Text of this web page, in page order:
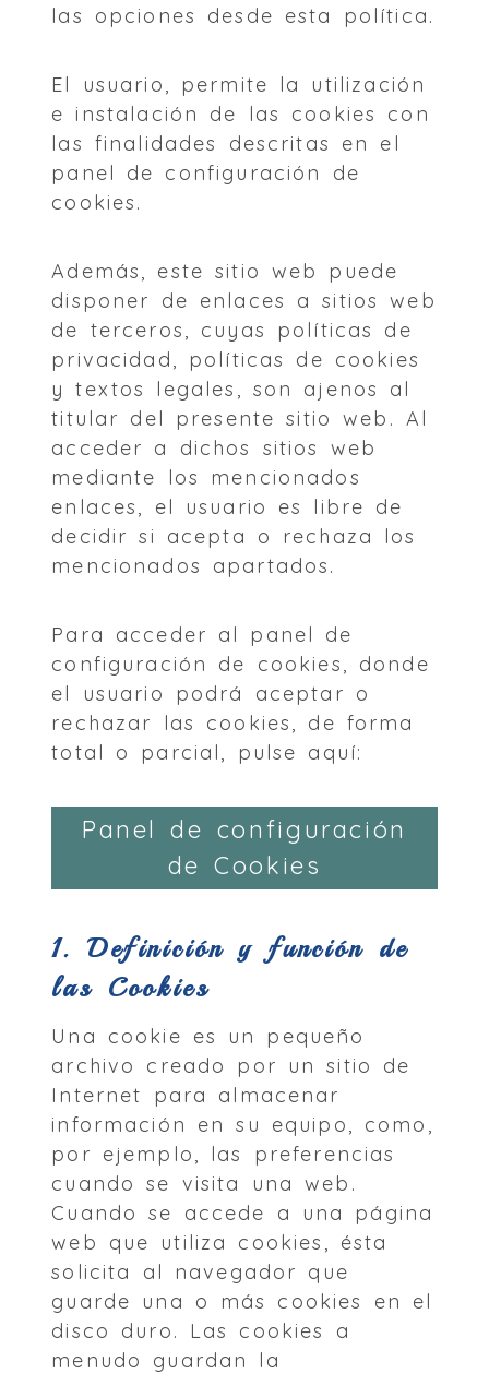
las opciones desde esta política.
El usuario, permite la utilización
e instalación de las cookies con
las finalidades descritas en el
panel de configuración de
cookies.
Además, este sitio web puede
disponer de enlaces a sitios web
de terceros, cuyas políticas de
privacidad, políticas de cookies
y textos legales, son ajenos al
titular del presente sitio web. Al
acceder a dichos sitios web
mediante los mencionados
enlaces, el usuario es libre de
decidir si acepta o rechaza los
mencionados apartados.
Para acceder al panel de
configuración de cookies, donde
el usuario podrá aceptar o
rechazar las cookies, de forma
total o parcial, pulse aquí:
Panel de configuración
de Cookies
1. Definición y función de
las Cookies
Una cookie es un pequeño
archivo creado por un sitio de
Internet para almacenar
información en su equipo, como,
por ejemplo, las preferencias
cuando se visita una web.
Cuando se accede a una página
web que utiliza cookies, ésta
solicita al navegador que
guarde una o más cookies en el
disco duro. Las cookies a
menudo guardan la